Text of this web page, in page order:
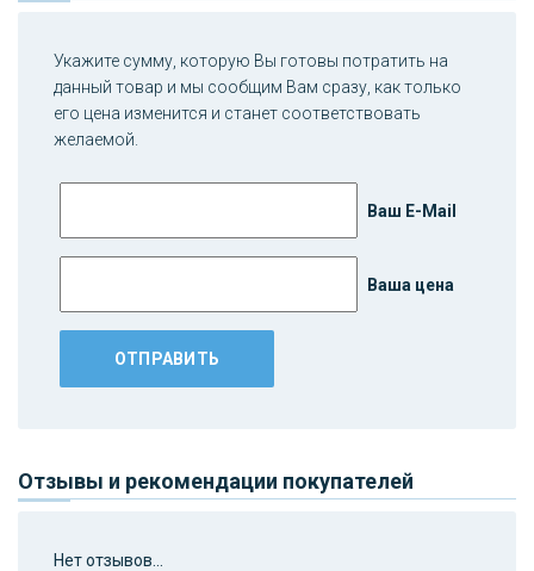
Укажите сумму, которую Вы готовы потратить на
данный товар и мы сообщим Вам сразу, как только
его цена изменится и станет соответствовать
желаемой.
Ваш E-Mail
Ваша цена
Отзывы и рекомендации покупателей
Нет отзывов...